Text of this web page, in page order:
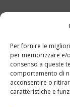
Per fornire le
per memorizzare e/
consenso a queste
comportamento di
acconsentire o
caratteristiche e
IL MIO
Recupera
Carrello
Richiesta di